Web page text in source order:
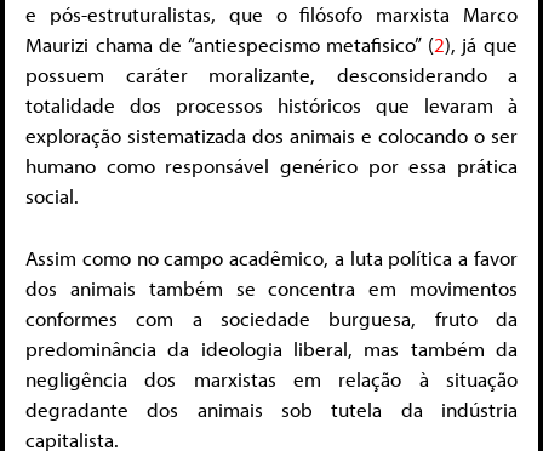
e pós-estruturalistas, que o filósofo marxista Marco
Maurizi chama de “antiespecismo metafisico” (2), já que
possuem caráter moralizante, desconsiderando a
totalidade dos processos históricos que levaram à
exploração sistematizada dos animais e colocando o ser
humano como responsável genérico por essa prática
social.
Assim como no campo acadêmico, a luta política a favor
dos animais também se concentra em movimentos
conformes com a sociedade burguesa, fruto da
predominância da ideologia liberal, mas também da
negligência dos marxistas em relação à situação
degradante dos animais sob tutela da indústria
capitalista.